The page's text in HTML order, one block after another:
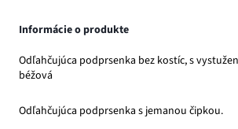
Informácie o produkte
Odľahčujúca podprsenka bez kostíc, s
béžová
Odľahčujúca podprsenka s jemanou čipkou.